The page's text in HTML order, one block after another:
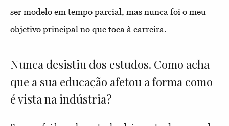
ser modelo em tempo parcial, mas nunca foi o meu
objetivo principal no que toca à carreira.
Nunca desistiu dos estudos. Como acha
que a sua educação afetou a forma como
é vista na indústria?